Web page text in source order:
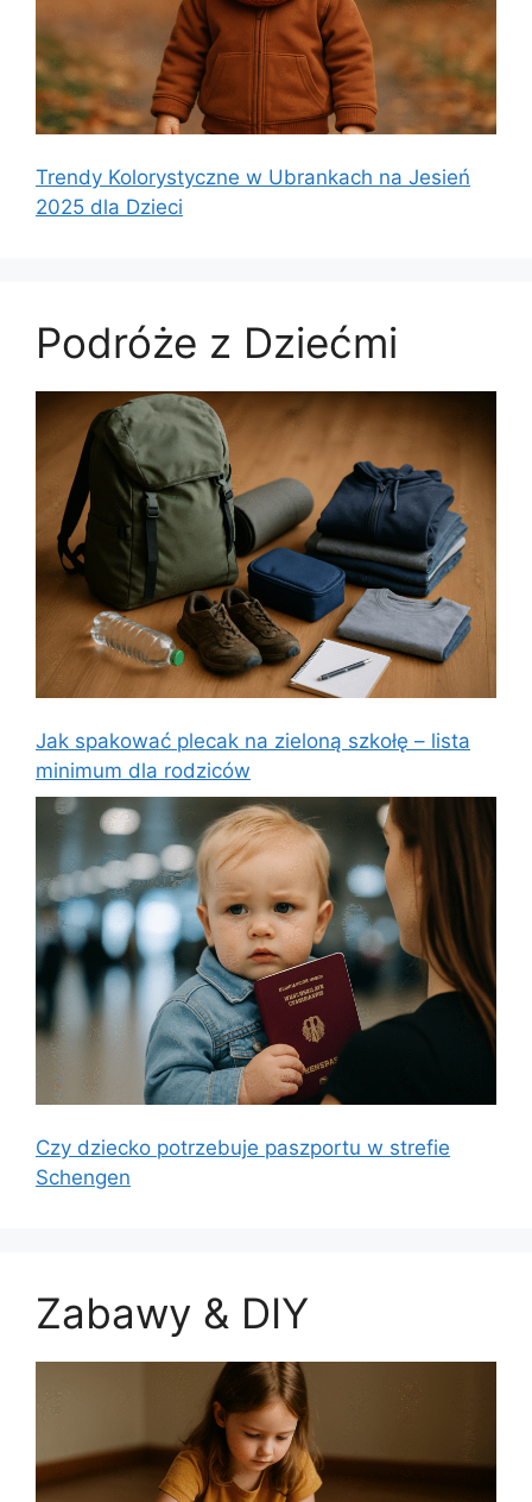
Trendy Kolorystyczne w Ubrankach na Jesień
2025 dla Dzieci
Podróże z Dziećmi
Jak spakować plecak na zieloną szkołę – lista
minimum dla rodziców
Czy dziecko potrzebuje paszportu w strefie
Schengen
Zabawy & DIY